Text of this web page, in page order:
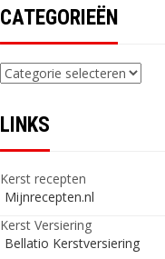
CATEGORIEËN
Categorieën
LINKS
Kerst recepten
Mijnrecepten.nl
Kerst Versiering
Bellatio Kerstversiering